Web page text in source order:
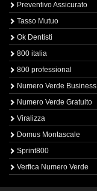
Preventivo Assicurato
Tasso Mutuo
Ok Dentisti
800 italia
800 professional
Numero Verde Business
Numero Verde Gratuito
Viralizza
Domus Montascale
Sprint800
Verfica Numero Verde